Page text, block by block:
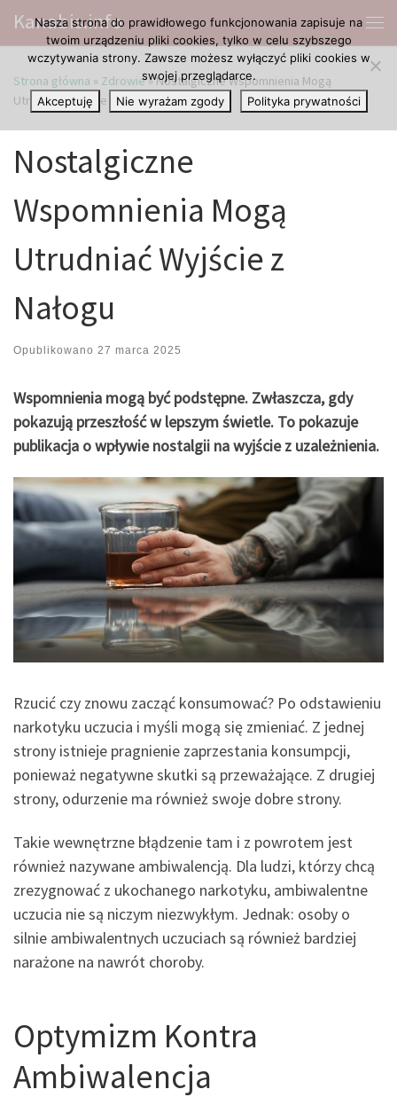
Przejdź do treści
Kanabis.info
Strona główna » Zdrowie »Nostalgiczne Wspomnienia Mogą
Utrudniać Wyjście z Nałogu
Nostalgiczne
Wspomnienia Mogą
Utrudniać Wyjście z
Nałogu
Opublikowano 27 marca 2025
Wspomnienia mogą być podstępne. Zwłaszcza, gdy
pokazują przeszłość w lepszym świetle. To pokazuje
publikacja o wpływie nostalgii na wyjście z uzależnienia.
Rzucić czy znowu zacząć konsumować? Po odstawieniu
narkotyku uczucia i myśli mogą się zmieniać. Z jednej
strony istnieje pragnienie zaprzestania konsumpcji,
ponieważ negatywne skutki są przeważające. Z drugiej
strony, odurzenie ma również swoje dobre strony.
Takie wewnętrzne błądzenie tam i z powrotem jest
również nazywane ambiwalencją. Dla ludzi, którzy chcą
zrezygnować z ukochanego narkotyku, ambiwalentne
uczucia nie są niczym niezwykłym. Jednak: osoby o
silnie ambiwalentnych uczuciach są również bardziej
narażone na nawrót choroby.
Optymizm Kontra
Ambiwalencja
Nasza strona do prawidłowego funkcjonowania zapisuje na
twoim urządzeniu pliki cookies, tylko w celu szybszego
wczytywania strony. Zawsze możesz wyłączyć pliki cookies w
swojej przeglądarce.
Akceptuję
Nie wyrażam zgody Polityka prywatności